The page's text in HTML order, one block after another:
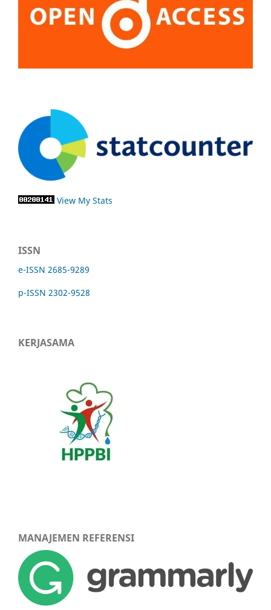
View My Stats
ISSN
e-ISSN 2685-9289
p-ISSN 2302-9528
KERJASAMA
MANAJEMEN REFERENSI